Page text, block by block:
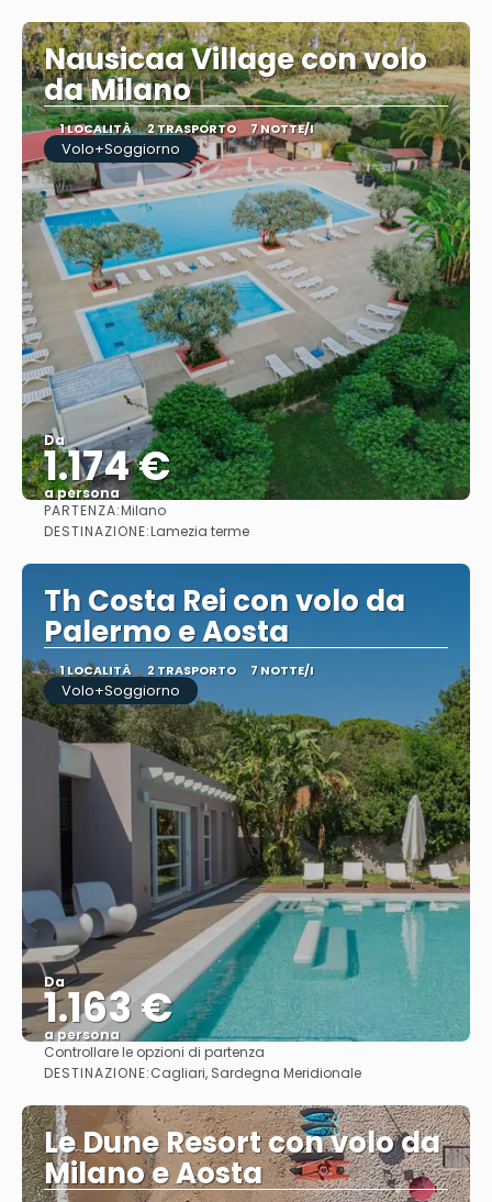
Nausicaa Village con volo
da Milano
1 LOCALITÀ 2 TRASPORTO 7 NOTTE/I
Volo+Soggiorno
Da
1.174 €
a persona
PARTENZA:Milano
DESTINAZIONE:Lamezia terme
Th Costa Rei con volo da
Palermo e Aosta
1 LOCALITÀ 2 TRASPORTO 7 NOTTE/I
Volo+Soggiorno
Da
1.163 €
a persona
Vedere
Controllare le opzioni di partenza
DESTINAZIONE:Cagliari, Sardegna Meridionale
Le Dune Resort con volo da
Milano e Aosta